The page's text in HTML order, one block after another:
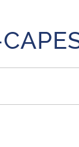
Brasil